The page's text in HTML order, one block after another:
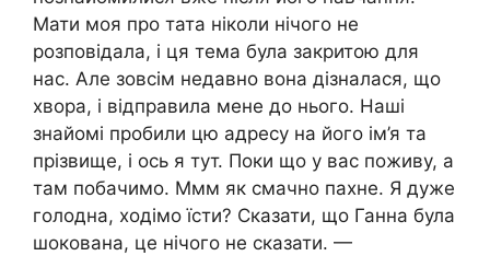
Мати моя про тата ніколи нічого не
розповідала, і ця тема була закритою для
нас. Але зовсім недавно вона дізналася, що
хвора, і відправила мене до нього. Наші
знайомі пробили цю адресу на його ім’я та
прізвище, і ось я тут. Поки що у вас поживу, а
там побачимо. Ммм як смачно пахне. Я дуже
голодна, ходімо їсти? Сказати, що Ганна була
шокована, це нічого не сказати. —